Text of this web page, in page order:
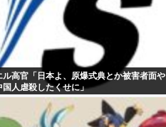
ル高官「日本よ、原爆式典とか被害者面や
国人虐殺したくせに」